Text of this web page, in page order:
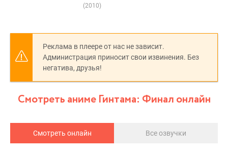
(2010)
Реклама в плеере от нас не зависит.
Администрация приносит свои извинения. Без
негатива, друзья!
Смотреть аниме Гинтама: Финал онлайн
Смотреть онлайн Все озвучки